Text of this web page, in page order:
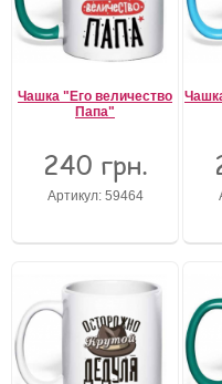
Чашка "Его величество
Папа"
240 грн.
Артикул: 59464